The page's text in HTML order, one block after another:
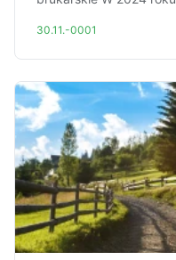
30.11.-0001